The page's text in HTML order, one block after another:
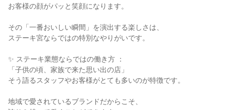
お客様の顔がパッと笑顔になります。
その「一番おいしい瞬間」を演出する楽しさは、
ステーキ宮ならではの特別なやりがいです。
✨ ステーキ業態ならではの働き方 ：
「子供の頃、家族で来た思い出の店」
そう語るスタッフやお客様がとても多いのが特徴です。
地域で愛されているブランドだからこそ、